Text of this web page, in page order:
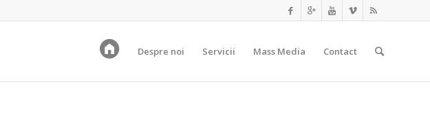
PrimaDespre noi Servicii Mass Media Contact